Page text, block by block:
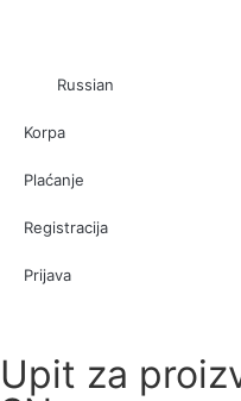
Russian
Korpa
Plaćanje
Registracija
Prijava
Upit za